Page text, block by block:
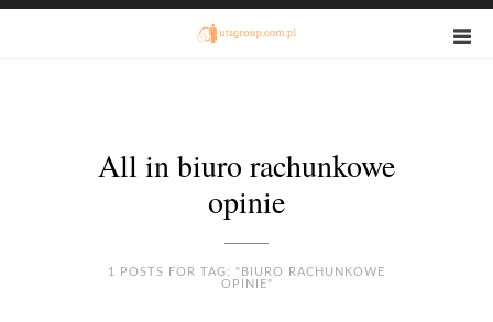
All in biuro rachunkowe
opinie
1 POSTS FOR TAG: "BIURO RACHUNKOWE
OPINIE"